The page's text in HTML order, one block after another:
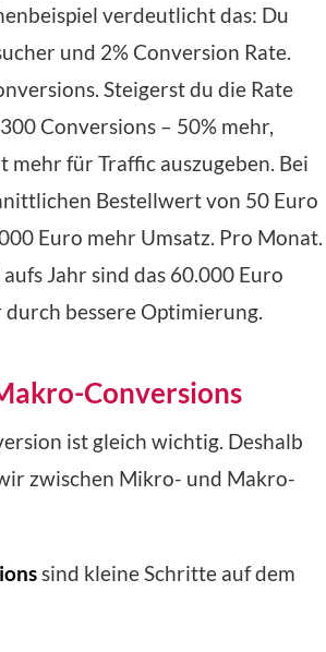
verdeutlicht das: Du
und 2% Conversion Rate.
Steigerst du die Rate
Conversions – 50% mehr,
mehr für Traffic auszugeben. Bei
Bestellwert von 50 Euro
Euro mehr Umsatz. Pro Monat.
Jahr sind das 60.000 Euro
bessere Optimierung.
Conversions
ist gleich wichtig. Deshalb
zwischen Mikro- und Makro-
sind kleine Schritte auf dem